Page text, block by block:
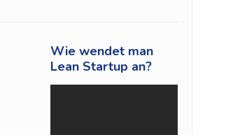
Wie wendet man
Lean Startup an?